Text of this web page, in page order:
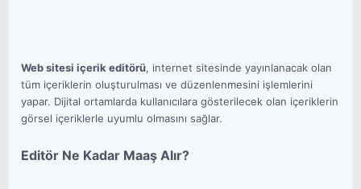
Web sitesi içerik editörü, internet sitesinde yayınlanacak olan
tüm içeriklerin oluşturulması ve düzenlenmesini işlemlerini
yapar. Dijital ortamlarda kullanıcılara gösterilecek olan içeriklerin
görsel içeriklerle uyumlu olmasını sağlar.
Editör Ne Kadar Maaş Alır?